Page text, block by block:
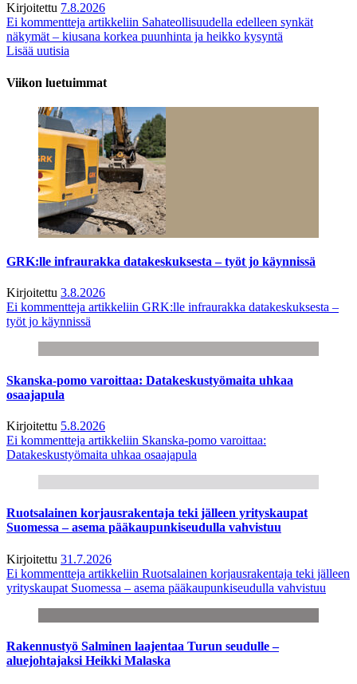
Kirjoitettu 7.8.2026
Ei kommentteja artikkeliin Sahateollisuudella edelleen synkät
näkymät – kiusana korkea puunhinta ja heikko kysyntä
Lisää uutisia
Viikon luetuimmat
GRK:lle infraurakka datakeskuksesta – työt jo käynnissä
Kirjoitettu 3.8.2026
Ei kommentteja artikkeliin GRK:lle infraurakka datakeskuksesta –
työt jo käynnissä
Skanska-pomo varoittaa: Datakeskustyömaita uhkaa
osaajapula
Kirjoitettu 5.8.2026
Ei kommentteja artikkeliin Skanska-pomo varoittaa:
Datakeskustyömaita uhkaa osaajapula
Ruotsalainen korjausrakentaja teki jälleen yrityskaupat
Suomessa – asema pääkaupunkiseudulla vahvistuu
Kirjoitettu 31.7.2026
Ei kommentteja artikkeliin Ruotsalainen korjausrakentaja teki jälleen
yrityskaupat Suomessa – asema pääkaupunkiseudulla vahvistuu
Rakennustyö Salminen laajentaa Turun seudulle –
aluejohtajaksi Heikki Malaska